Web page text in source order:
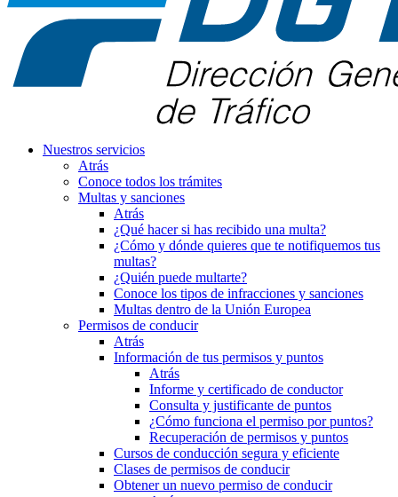
Nuestros servicios
Atrás
Conoce todos los trámites
Multas y sanciones
Atrás
¿Qué hacer si has recibido una multa?
¿Cómo y dónde quieres que te notifiquemos tus
multas?
¿Quién puede multarte?
Conoce los tipos de infracciones y sanciones
Multas dentro de la Unión Europea
Permisos de conducir
Atrás
Información de tus permisos y puntos
Atrás
Informe y certificado de conductor
Consulta y justificante de puntos
¿Cómo funciona el permiso por puntos?
Recuperación de permisos y puntos
Cursos de conducción segura y eficiente
Clases de permisos de conducir
Obtener un nuevo permiso de conducir